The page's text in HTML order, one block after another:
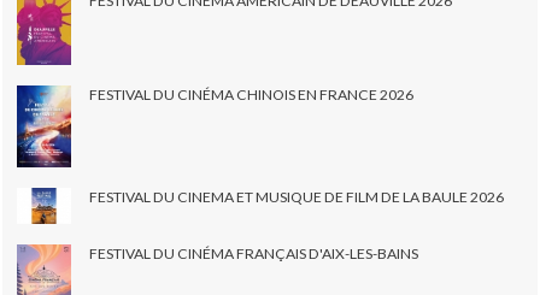
FESTIVAL DU CINÉMA CHINOIS EN FRANCE 2026
FESTIVAL DU CINEMA ET MUSIQUE DE FILM DE LA BAULE 2026
FESTIVAL DU CINÉMA FRANÇAIS D'AIX-LES-BAINS